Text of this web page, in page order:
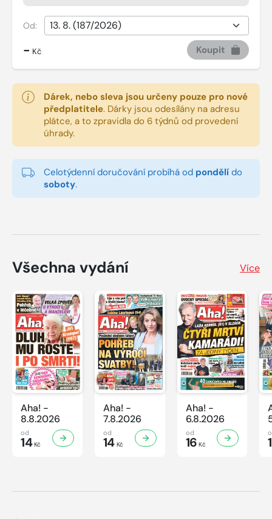
Od:
- Kč Koupit
Dárek, nebo sleva jsou určeny pouze pro nové
předplatitele. Dárky jsou odesílány na adresu
plátce, a to zpravidla do 6 týdnů od provedení
úhrady.
Celotýdenní doručování probíhá od pondělí do
soboty.
Všechna vydání Více
Aha! -
8.8.2026
od
14Kč
Aha! -
7.8.2026
od
14Kč
Aha! -
6.8.2026
od
16 Kč